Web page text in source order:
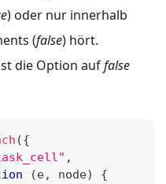
) oder nur innerhalb
(false) hört.
die Option auffalse
({
,
(e, node)
{